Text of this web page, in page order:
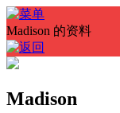
Madison 的资料
Madison